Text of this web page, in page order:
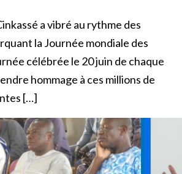
a vibré au rythme des
la Journée mondiale des
célébrée le 20 juin de chaque
hommage à ces millions de
[…]